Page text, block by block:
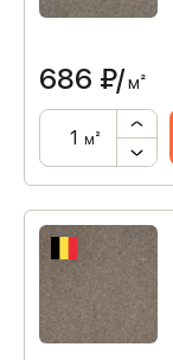
686 ₽/м²
м²